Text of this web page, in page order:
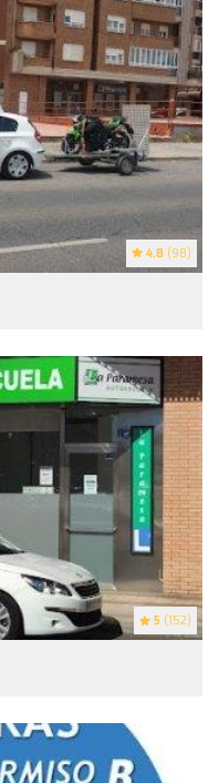
4.8 (98)
5 (152)